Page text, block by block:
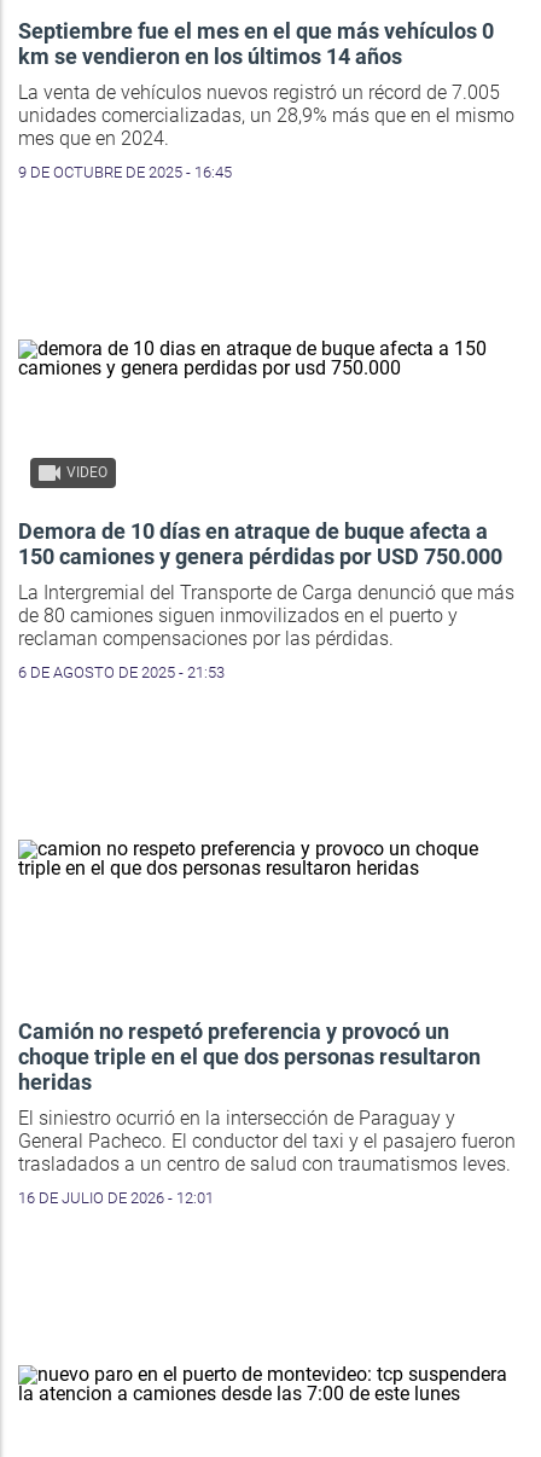
Septiembre fue el mes en el que más vehículos 0
km se vendieron en los últimos 14 años
La venta de vehículos nuevos registró un récord de 7.005
unidades comercializadas, un 28,9% más que en el mismo
mes que en 2024.
9 DE OCTUBRE DE 2025 - 16:45
VIDEO
Demora de 10 días en atraque de buque afecta a
150 camiones y genera pérdidas por USD 750.000
La Intergremial del Transporte de Carga denunció que más
de 80 camiones siguen inmovilizados en el puerto y
reclaman compensaciones por las pérdidas.
6 DE AGOSTO DE 2025 - 21:53
Camión no respetó preferencia y provocó un
choque triple en el que dos personas resultaron
heridas
El siniestro ocurrió en la intersección de Paraguay y
General Pacheco. El conductor del taxi y el pasajero fueron
trasladados a un centro de salud con traumatismos leves.
16 DE JULIO DE 2026 - 12:01